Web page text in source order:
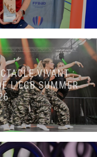
VIVANT :
L’ECB SUMMER